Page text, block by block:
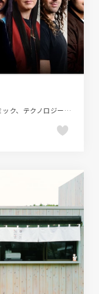
LP・特集ページ、タイポグラフィー、ダイナミック、テクノロジー・サイエンス、ブラック系 、ホワイト系、大きめ写真